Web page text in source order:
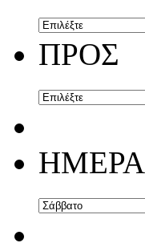
ΠΡΟΣ
ΗΜΕΡΑ